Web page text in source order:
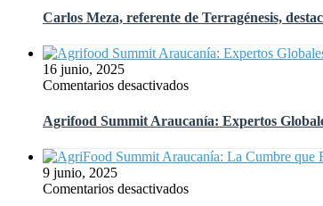
Summit
la
del
con
salud
Meza,
Terragénesis,
el
de
«Revitalización
la
Carlos Meza, referente de Terragénesis,
16 junio, 2025
Comentarios desactivadosen
Summit
Araucanía:
Expertos
Globales
Claves
Agrifood Summit Araucanía: Expertos
9 junio, 2025
Comentarios desactivadosen